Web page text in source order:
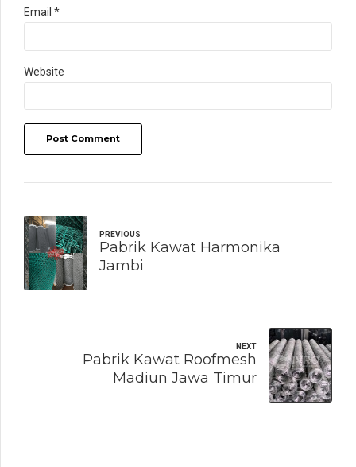
Email *
Website
Post Comment
PREVIOUS
Pabrik Kawat Harmonika
Jambi
NEXT
Pabrik Kawat Roofmesh
Madiun Jawa Timur